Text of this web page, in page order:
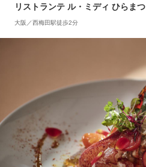
リストランテ ル・ミディ ひらまつ
大阪／西梅田駅徒歩2分